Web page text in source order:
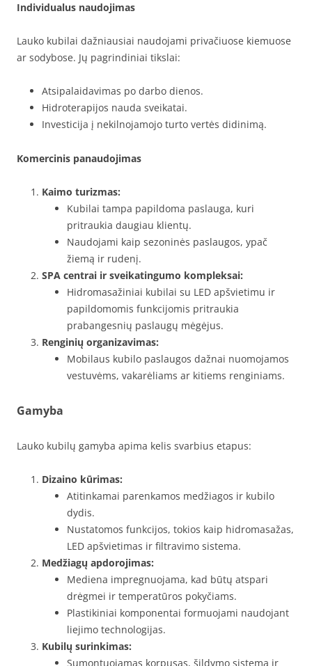
Individualus naudojimas
Lauko kubilai dažniausiai naudojami privačiuose kiemuose
ar sodybose. Jų pagrindiniai tikslai:
Atsipalaidavimas po darbo dienos.
Hidroterapijos nauda sveikatai.
Investicija į nekilnojamojo turto vertės didinimą.
Komercinis panaudojimas
Kaimo turizmas:
Kubilai tampa papildoma paslauga, kuri
pritraukia daugiau klientų.
Naudojami kaip sezoninės paslaugos, ypač
žiemą ir rudenį.
SPA centrai ir sveikatingumo kompleksai:
Hidromasažiniai kubilai su LED apšvietimu ir
papildomomis funkcijomis pritraukia
prabangesnių paslaugų mėgėjus.
Renginių organizavimas:
Mobilaus kubilo paslaugos dažnai nuomojamos
vestuvėms, vakarėliams ar kitiems renginiams.
Gamyba
Lauko kubilų gamyba apima kelis svarbius etapus:
Dizaino kūrimas:
Atitinkamai parenkamos medžiagos ir kubilo
dydis.
Nustatomos funkcijos, tokios kaip hidromasažas,
LED apšvietimas ir filtravimo sistema.
Medžiagų apdorojimas:
Mediena impregnuojama, kad būtų atspari
drėgmei ir temperatūros pokyčiams.
Plastikiniai komponentai formuojami naudojant
liejimo technologijas.
Kubilų surinkimas:
Sumontuojamas korpusas, šildymo sistema ir